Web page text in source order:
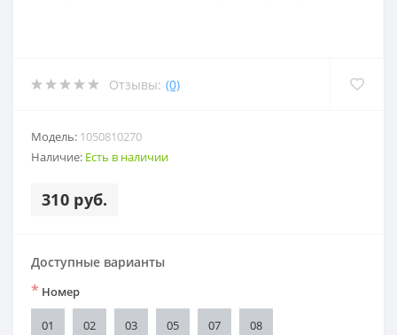
Отзывы: (0)
Модель: 1050810270
Наличие: Есть в наличии
310 руб.
Доступные варианты
* Номер
01 02 03 05 07 08